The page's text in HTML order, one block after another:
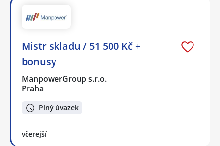
Mistr skladu / 51 500 Kč +
bonusy
ManpowerGroup s.r.o.
Praha
Plný úvazek
včerejší